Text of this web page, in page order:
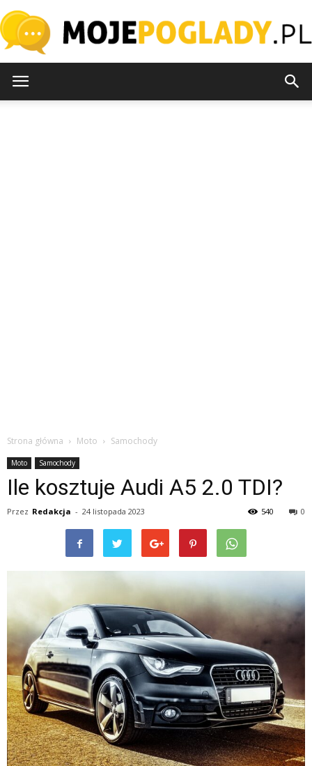
Strona główna Moto Samochody
Moto Samochody
Ile kosztuje Audi A5 2.0 TDI?
Przez Redakcja - 24 listopada 2023 0
540